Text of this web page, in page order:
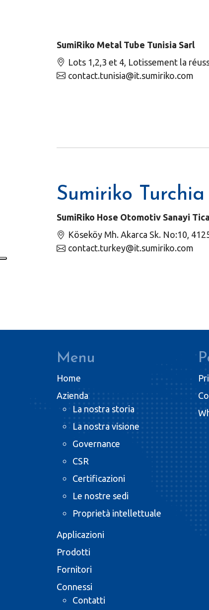
SumiRiko Metal Tube Tunisia Sarl
Lots 1,2,3 et 4, Lotissement la
contact.tunisia@it.sumiriko.com
Sumiriko Turchia
SumiRiko Hose Otomotiv Sanayi
Köseköy Mh. Akarca Sk. No:10,
contact.turkey@it.sumiriko.com
Menu
Home
Azienda
La nostra storia
La nostra visione
Governance
CSR
Certificazioni
Le nostre sedi
Proprietà intellettuale
Applicazioni
Prodotti
Fornitori
Connessi
Contatti